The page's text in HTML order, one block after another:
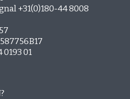
+31(0)180-44 8008
0193 01